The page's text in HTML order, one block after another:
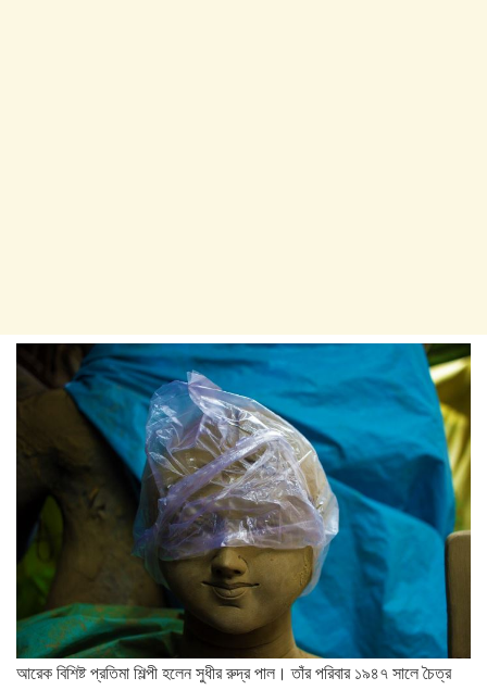
আরেক বিশিষ্ট প্রতিমা শিল্পী হলেন সুধীর রুদ্র পাল। তাঁর পরিবার ১৯৪৭ সালে চৈত্র